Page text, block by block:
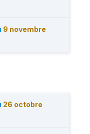
9 novembre
26 octobre